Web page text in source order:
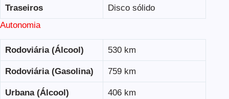
Traseiros
Disco sólido
Autonomia
Rodoviária (Álcool) 530 km
Rodoviária (Gasolina) 759 km
Urbana (Álcool) 406 km